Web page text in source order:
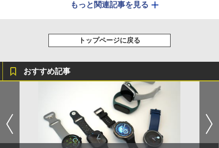
もっと関連記事を見る
トップページに戻る
おすすめ記事